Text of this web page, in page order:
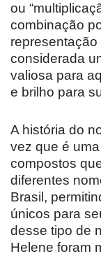
ou
combinação
considerada
valiosa para
e brilho para
A história do
vez que é
compostos
diferentes
Brasil,
únicos para
desse tipo de
Helene foram